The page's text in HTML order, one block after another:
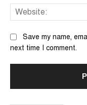
Save my name,
next time I comment.